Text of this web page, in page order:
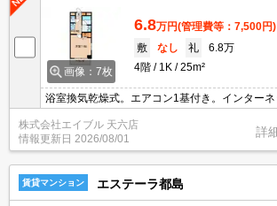
画像：7枚
6.8万円(管理費等：7,500円)
敷
なし 礼
6.8万
4階
1K 25m²
浴室換気乾燥式。エアコン1基付き。インターネ
題。保証会社加入要(月額総支払額の50%)。退
円。
株式会社エイブル 天六店
情報更新日 2026/08/01
詳
賃貸マンション エステーラ都島